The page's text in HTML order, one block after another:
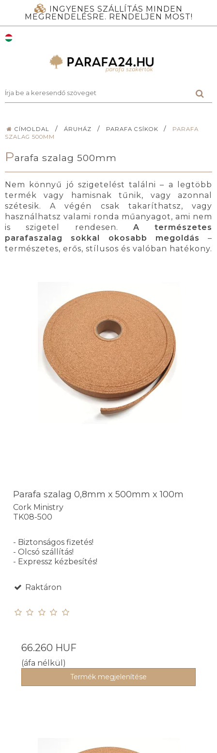
INGYENES SZÁLLÍTÁS MINDEN
MEGRENDELÉSRE. RENDELJEN MOST!
CÍMOLDAL / ÁRUHÁZ / PARAFA CSÍKOK /
PARAFA
SZALAG 500MM
Parafa szalag 500mm
Nem könnyű jó szigetelést találni – a legtöbb
termék vagy hamisnak tűnik, vagy azonnal
szétesik. A végén csak takaríthatsz, vagy
használhatsz valami ronda műanyagot, ami nem
is szigetel rendesen. A természetes
parafaszalag sokkal okosabb megoldás –
természetes, erős, stílusos és valóban hatékony.
Parafa szalag 0,8mm x 500mm x 100m
Cork Ministry
TK08-500
- Biztonságos fizetés!
- Olcsó szállítás!
- Expressz kézbesítés!
Raktáron
66.260 HUF
(áfa nélkül)
Termék megjelenítése